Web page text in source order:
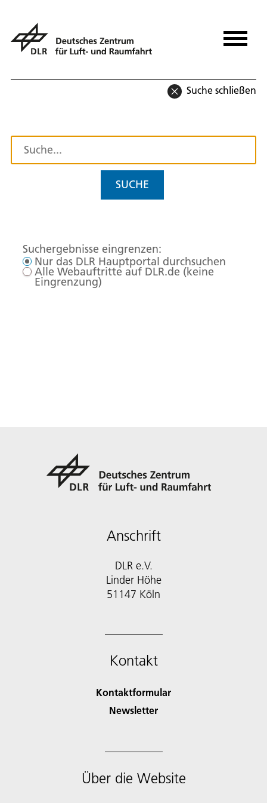
Suche schließen
SUCHE
Suchergebnisse eingrenzen:
Nur das DLR Hauptportal durchsuchen
Alle Webauftritte auf DLR.de (keine
Eingrenzung)
Anschrift
DLR e.V.
Linder Höhe
51147 Köln
Kontakt
Kontaktformular
Newsletter
Über die Website